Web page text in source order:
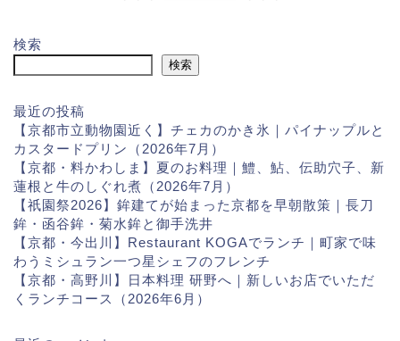
検索
検索
最近の投稿
【京都市立動物園近く】チェカのかき氷｜パイナップルと
カスタードプリン（2026年7月）
【京都・料かわしま】夏のお料理｜鱧、鮎、伝助穴子、新
蓮根と牛のしぐれ煮（2026年7月）
【祇園祭2026】鉾建てが始まった京都を早朝散策｜長刀
鉾・函谷鉾・菊水鉾と御手洗井
【京都・今出川】Restaurant KOGAでランチ｜町家で味
わうミシュラン一つ星シェフのフレンチ
【京都・高野川】日本料理 研野へ｜新しいお店でいただ
くランチコース（2026年6月）